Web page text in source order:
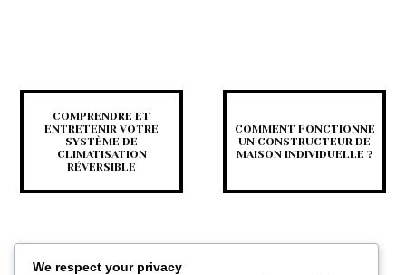
COMPRENDRE ET
ENTRETENIR VOTRE
SYSTÈME DE
CLIMATISATION
RÉVERSIBLE
COMMENT FONCTIONNE
UN CONSTRUCTEUR DE
MAISON INDIVIDUELLE ?
We respect your privacy